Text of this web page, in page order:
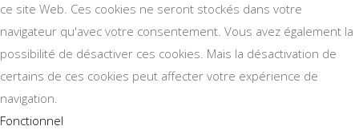
ce site Web. Ces cookies ne seront stockés dans votre
navigateur qu'avec votre consentement. Vous avez également la
possibilité de désactiver ces cookies. Mais la désactivation de
certains de ces cookies peut affecter votre expérience de
navigation.
Fonctionnel